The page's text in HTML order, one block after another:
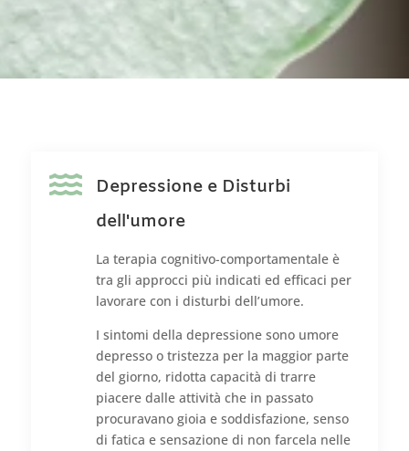

Depressione e Disturbi
dell'umore
La terapia cognitivo-comportamentale è
tra gli approcci più indicati ed efficaci per
lavorare con i disturbi dell’umore.
I sintomi della depressione sono umore
depresso o tristezza per la maggior parte
del giorno, ridotta capacità di trarre
piacere dalle attività che in passato
procuravano gioia e soddisfazione, senso
di fatica e sensazione di non farcela nelle